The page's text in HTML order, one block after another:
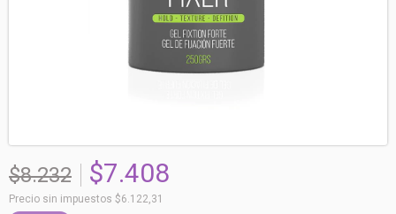
$8.232 $7.408
Precio sin impuestos $6.122,31